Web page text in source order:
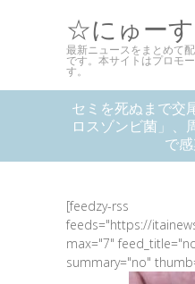
☆にゅー
最新ニュースをまとめて
です。本サイトはプロモ
す。
セミを死ぬまで交
ロスゾンビ菌」、
で
[feedzy-rss
feeds="https://
max="7"
summary="no"